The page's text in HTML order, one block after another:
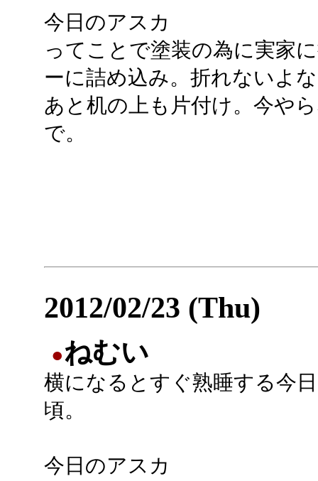
今日のアスカ
ってことで塗装の為に実家
ーに詰め込み。折れないよ
あと机の上も片付け。今や
で。
2012/02/23 (Thu)
●ねむい
横になるとすぐ熟睡する今
頃。
今日のアスカ